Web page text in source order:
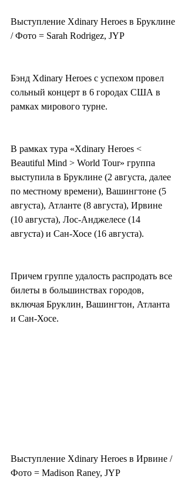
Выступление Xdinary Heroes в Бруклине
/ Фото = Sarah Rodrigez, JYP
Бэнд Xdinary Heroes с успехом провел
сольный концерт в 6 городах США в
рамках мирового турне.
В рамках тура «Xdinary Heroes <
Beautiful Mind > World Tour» группа
выступила в Бруклине (2 августа, далее
по местному времени), Вашингтоне (5
августа), Атланте (8 августа), Ирвине
(10 августа), Лос-Анджелесе (14
августа) и Сан-Хосе (16 августа).
Причем группе удалость распродать все
билеты в большинствах городов,
включая Бруклин, Вашингтон, Атланта
и Сан-Хосе.
Выступление Xdinary Heroes в Ирвине /
Фото = Madison Raney, JYP